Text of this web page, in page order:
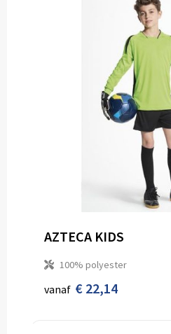
AZTECA KIDS
100% polyester
vanaf € 22,14